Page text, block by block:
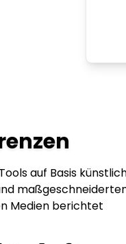
auf Basis
Medien berichtet